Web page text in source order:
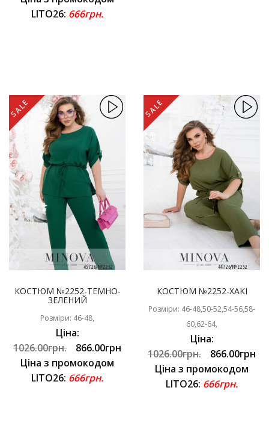
LITO26: 666грн.
SALE
КОСТЮМ №2252-ТЕМНО-
ЗЕЛЕНИЙ
Розміри: 46-48,
Ціна:
1026.00грн.
866.00грн
Ціна з промокодом
LITO26: 666грн.
SALE
КОСТЮМ №2252-ХАКІ
Розміри: 46-48,50-52,54-56,58-
60,62-64,
Ціна:
1026.00грн.
866.00грн
Ціна з промокодом
LITO26: 666грн.